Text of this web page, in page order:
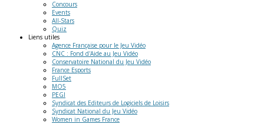
Concours
Events
All-Stars
Quiz
Liens utiles
Agence Française pour le Jeu Vidéo
CNC : Fond d'Aide au Jeu Vidéo
Conservatoire National du Jeu Vidéo
France Esports
FullSet
MO5
PEGI
Syndicat des Editeurs de Logiciels de Loisirs
Syndicat National du Jeu Vidéo
Women in Games France